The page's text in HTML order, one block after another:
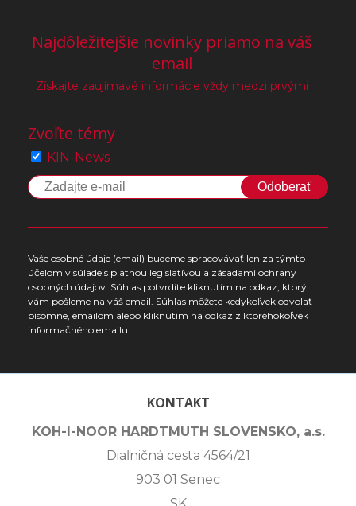
Najdôležitejšie novinky priamo na váš
email
Získajte zaujímavé informácie vždy medzi prvými
Zvoľte témy
KIN-News
Odoberať
Vaše osobné údaje (email) budeme spracovávať len za týmto
účelom v súlade s platnou legislatívou a zásadami ochrany
osobných údajov. Súhlas potvrdíte kliknutím na odkaz, ktorý
vám pošleme na váš email. Súhlas môžete kedykoľvek odvolať
písomne, emailom alebo kliknutím na odkaz z ktoréhokoľvek
informačného emailu.
KONTAKT
KOH-I-NOOR HARDTMUTH SLOVENSKO, a.s.
Diaľničná cesta 4564/21
903 01 Senec